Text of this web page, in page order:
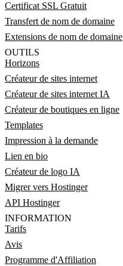
Certificat SSL Gratuit
Transfert de nom de domaine
Extensions de nom de domaine
OUTILS
Horizons
Créateur de sites internet
Créateur de sites internet IA
Créateur de boutiques en ligne
Templates
Impression à la demande
Lien en bio
Créateur de logo IA
Migrer vers Hostinger
API Hostinger
INFORMATION
Tarifs
Avis
Programme d'Affiliation